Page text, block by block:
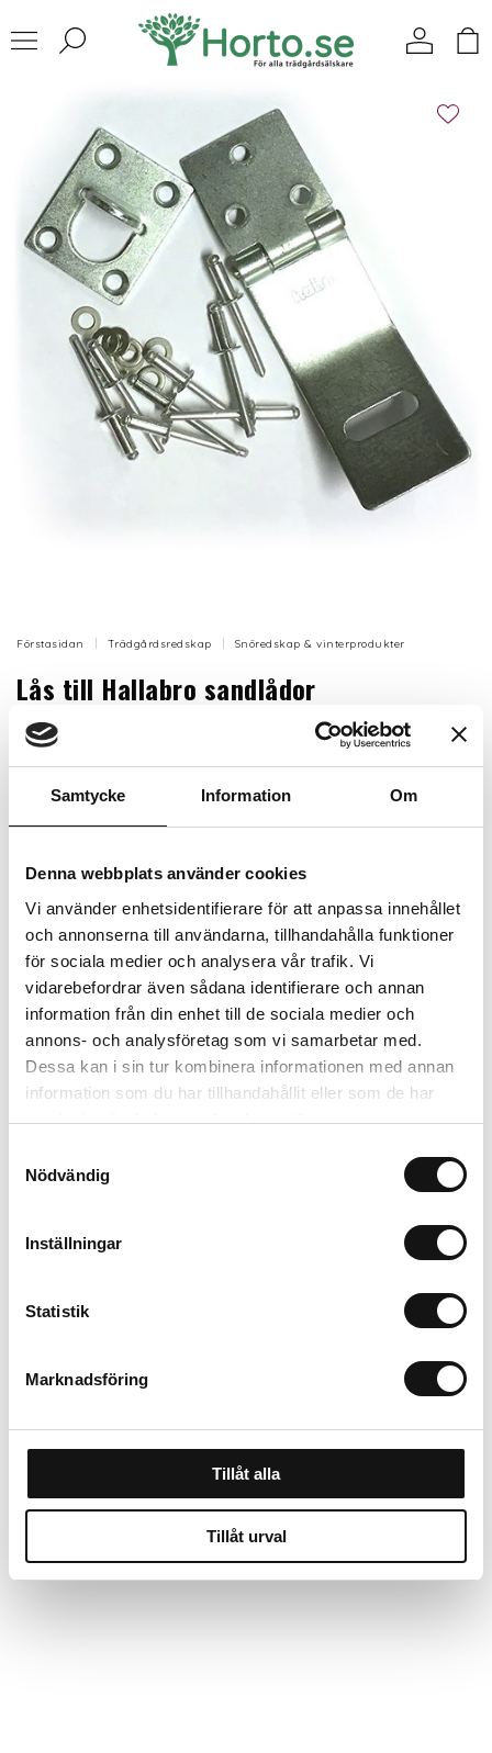
Samtycke Information Om
Denna webbplats använder cookies
Vi använder enhetsidentifierare för att anpassa innehållet
och annonserna till användarna, tillhandahålla funktioner
för sociala medier och analysera vår trafik. Vi
vidarebefordrar även sådana identifierare och annan
information från din enhet till de sociala medier och
annons- och analysföretag som vi samarbetar med.
Dessa kan i sin tur kombinera informationen med annan
information som du har tillhandahållit eller som de har
samlat in när du har använt deras tjänster.
Nödvändig
Inställningar
Statistik
Marknadsföring
Tillåt alla
Tillåt urval
Förstasidan Trädgårdsredskap Snöredskap & vinterprodukter
Lås till Hallabro sandlådor
Låsbeslag för Hallabro sandlåda – Gör sandlådan
låsbar
Låsbeslag från Hallabro för enkel montering på
sandlådor. Gör sandlådan säker och låsbar när den
Beställningsvara, 1-2v
Inkl. moms: 286 kr
Lägg i varukorgen
Trygg betalning
Ekologiskt utbud
Valbara fraktmetoder